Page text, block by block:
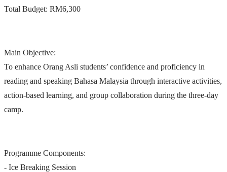
Total Budget: RM6,300
Main Objective:
To enhance Orang Asli students’ confidence and proficiency in
reading and speaking Bahasa Malaysia through interactive activities,
action-based learning, and group collaboration during the three-day
camp.
Programme Components:
- Ice Breaking Session